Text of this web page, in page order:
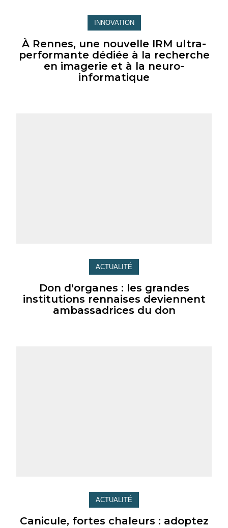
INNOVATION
À Rennes, une nouvelle IRM ultra-
performante dédiée à la recherche
en imagerie et à la neuro-
informatique
ACTUALITÉ
Don d'organes : les grandes
institutions rennaises deviennent
ambassadrices du don
ACTUALITÉ
Canicule, fortes chaleurs : adoptez